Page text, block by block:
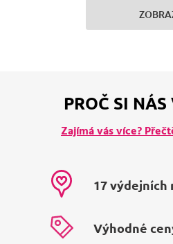
PROČ SI
Zajímá vás více?
17 výdejních
Výhodné